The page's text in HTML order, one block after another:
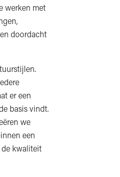
werken met
doordacht
er een
basis vindt.
we
een
kwaliteit